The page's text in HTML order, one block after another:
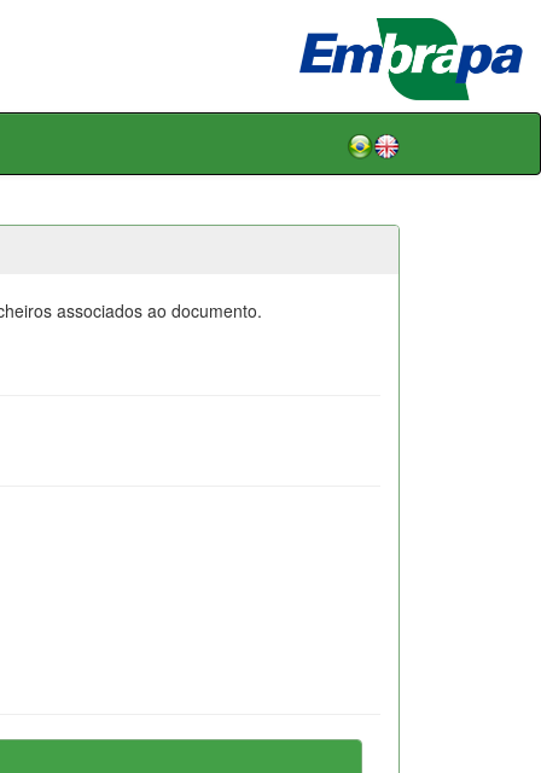
associados ao documento.